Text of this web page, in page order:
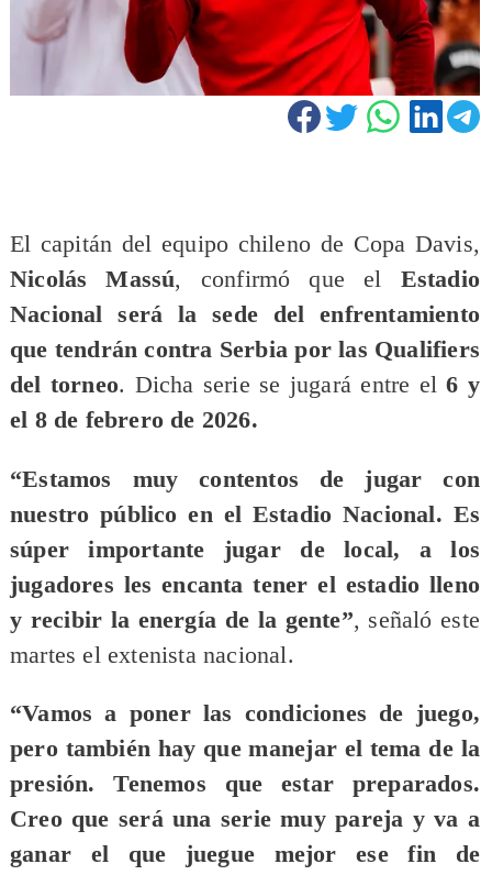
El capitán del equipo chileno de Copa Davis,
Nicolás Massú, confirmó que el Estadio
Nacional será la sede del enfrentamiento
que tendrán contra Serbia por las Qualifiers
del torneo. Dicha serie se jugará entre el6 y
el 8 de febrero de 2026.
“Estamos muy contentos de jugar con
nuestro público en el Estadio Nacional. Es
súper importante jugar de local, a los
jugadores les encanta tener el estadio lleno
y recibir la energía de la gente”, señaló este
martes el extenista nacional.
“Vamos a poner las condiciones de juego,
pero también hay que manejar el tema de la
presión. Tenemos que estar preparados.
Creo que será una serie muy pareja y va a
ganar el que juegue mejor ese fin de